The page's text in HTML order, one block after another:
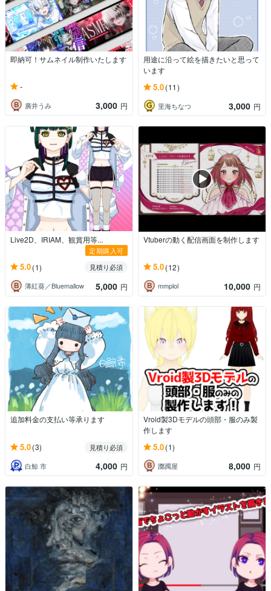
即納可！サムネイル制作いたします
-
廣井うみ 3,000 円
用途に沿って絵を描きたいと思って
います
5.0(11)
里海ちなつ 3,000 円
Live2D、IRIAM、観賞用等...
定期購入可
5.0(1)
見積り必須
薄紅葵／Bluemallow
5,000 円
Vtuberの動く配信画面を制作します
5.0(12)
mmplol 10,000 円
追加料金の支払い等承ります
5.0(3)
見積り必須
白鯨 市
4,000 円
Vroid製3Dモデルの頭部・服のみ製
作します
5.0(1)
躑躅屋 8,000 円